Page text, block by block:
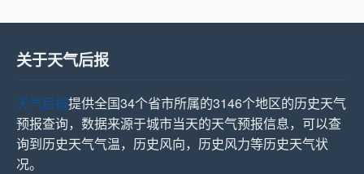
关于天气后报
天气后报提供全国34个省市所属的3146个地区的历史天气
预报查询，数据来源于城市当天的天气预报信息，可以查
询到历史天气气温，历史风向，历史风力等历史天气状
况。